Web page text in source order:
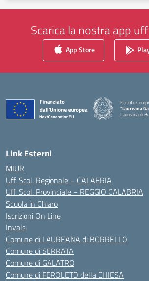
Scarica la nostra app
App Store
Istituto
"Laureana
Laureana di
Link Esterni
MIUR
Uff. Scol. Regionale – CALABRIA
Uff. Scol. Provinciale – REGGIO CALABRIA
Scuola in Chiaro
Iscrizioni On Line
Invalsi
Comune di LAUREANA di BORRELLO
Comune di SERRATA
Comune di GALATRO
Comune di FEROLETO della CHIESA